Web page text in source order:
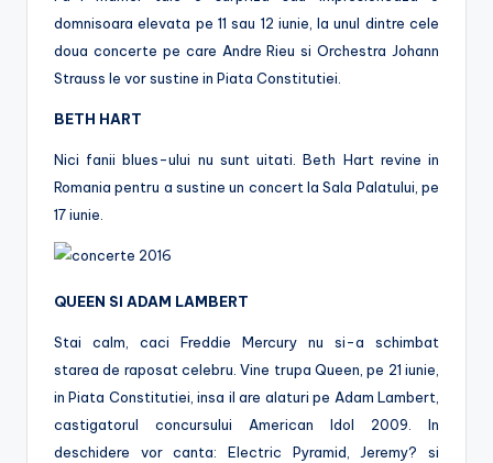
domnisoara elevata pe 11 sau 12 iunie, la unul dintre cele
doua concerte pe care Andre Rieu si Orchestra Johann
Strauss le vor sustine in Piata Constitutiei.
BETH HART
Nici fanii blues-ului nu sunt uitati. Beth Hart revine in
Romania pentru a sustine un concert la Sala Palatului, pe
17 iunie.
QUEEN SI ADAM LAMBERT
Stai calm, caci Freddie Mercury nu si-a schimbat
starea de raposat celebru. Vine trupa Queen, pe 21 iunie,
in Piata Constitutiei, insa il are alaturi pe Adam Lambert,
castigatorul concursului American Idol 2009. In
deschidere vor canta: Electric Pyramid, Jeremy? si